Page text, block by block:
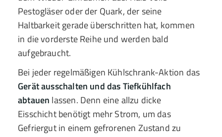
Pestogläser oder der Quark, der seine
Haltbarkeit gerade überschritten hat, kommen
in die vorderste Reihe und werden bald
aufgebraucht.
Bei jeder regelmäßigen Kühlschrank-Aktion das
Gerät ausschalten und das Tiefkühlfach
abtauen lassen. Denn eine allzu dicke
Eisschicht benötigt mehr Strom, um das
Gefriergut in einem gefrorenen Zustand zu